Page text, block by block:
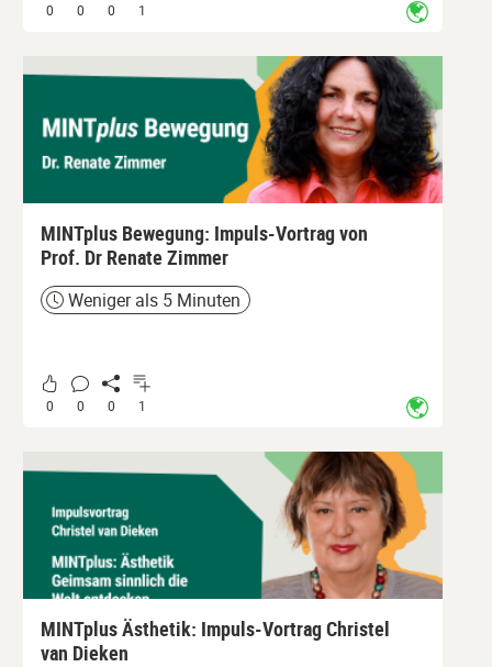
0 0 0 1
MINTplus Bewegung: Impuls-Vortrag von
Prof. Dr Renate Zimmer
ZeitWeniger als 5 Minuten
0 0 0 1
MINTplus Ästhetik: Impuls-Vortrag Christel
van Dieken